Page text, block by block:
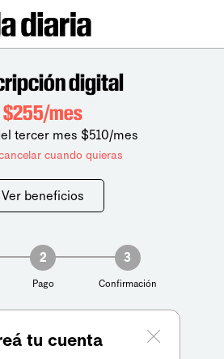
digital
$255/mes
tercer mes $510/mes
cuando quieras
Ver beneficios
2
Pago
3
Confirmación
tu cuenta